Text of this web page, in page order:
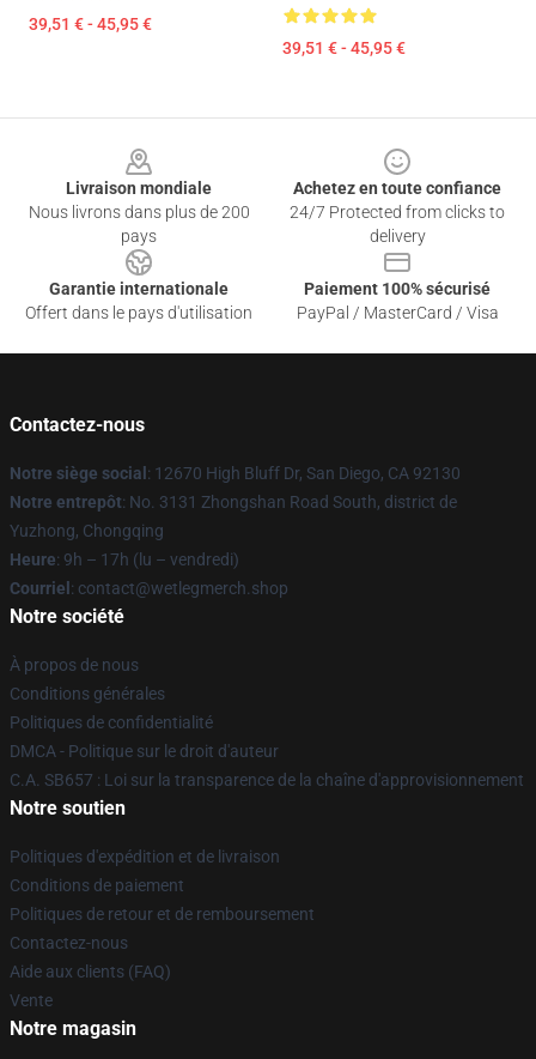
39,51 € - 45,95 €
39,51 € - 45,95 €
Livraison mondiale
Nous livrons dans plus de 200
pays
Achetez en toute confiance
24/7 Protected from clicks to
delivery
Garantie internationale
Offert dans le pays d'utilisation
Paiement 100% sécurisé
PayPal / MasterCard / Visa
Contactez-nous
Notre siège social : 12670 High Bluff Dr, San Diego, CA 92130
Notre entrepôt: No. 3131 Zhongshan Road South, district de
Yuzhong, Chongqing
Heure: 9h – 17h (lu – vendredi)
Courriel : contact@wetlegmerch.shop
Notre société
À propos de nous
Conditions générales
Politiques de confidentialité
DMCA - Politique sur le droit d'auteur
C.A. SB657 : Loi sur la transparence de la chaîne d'approvisionnement
Notre soutien
Politiques d'expédition et de livraison
Conditions de paiement
Politiques de retour et de remboursement
Contactez-nous
Aide aux clients (FAQ)
Vente
Notre magasin